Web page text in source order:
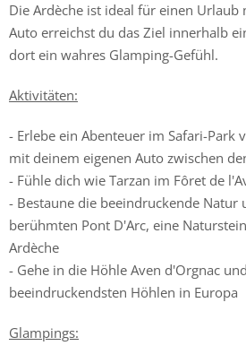
Die Ardèche ist ideal für einen
Auto erreichst du das Ziel innerhalb
dort ein wahres Glamping-Gefühl.
Aktivitäten:
- Erlebe ein Abenteuer im Safari-Park
mit deinem eigenen Auto zwischen
- Fühle dich wie Tarzan im Fôret de
- Bestaune die beeindruckende Natur
berühmten Pont D'Arc, eine
Ardèche
- Gehe in die Höhle Aven d'Orgnac
beeindruckendsten Höhlen in Europa
Glampings: